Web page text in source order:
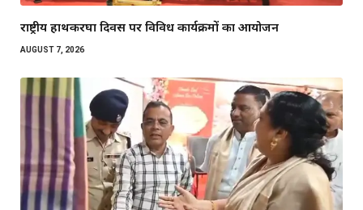
राष्ट्रीय हाथकरघा दिवस पर विविध कार्यक्रमों का आयोजन
AUGUST 7, 2026